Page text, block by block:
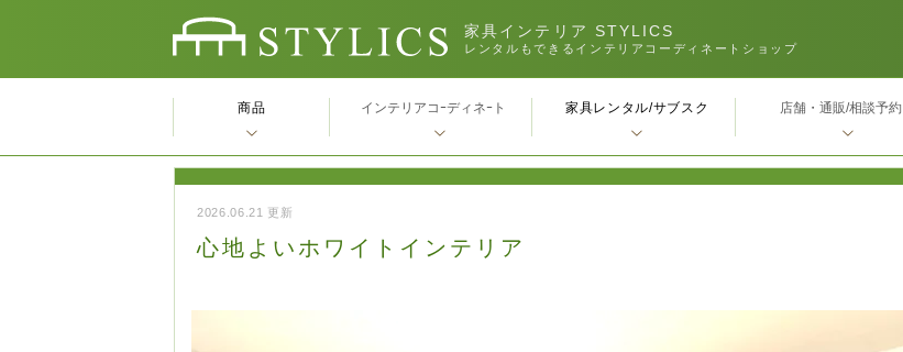
家具インテリア STYLICS
レンタルもできるインテリアコーディネートショップ
2026.06.21 更新
心地よいホワイトインテリア
商品 インテリアコｰディネｰト 家具レンタル/サブスク 店舗・通販/相談予約